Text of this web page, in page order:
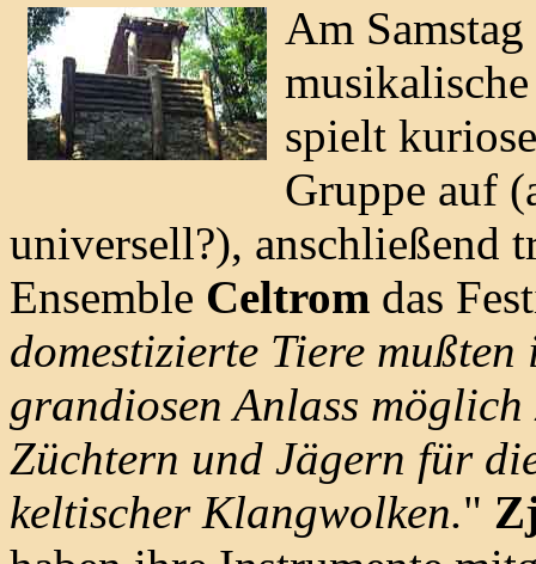
Am
spielt
Gruppe auf
universell?), anschließend
Ensemble Celtrom das
domestizierte Tiere
grandiosen Anlass
Züchtern und Jägern für
keltischer Klangwolken."